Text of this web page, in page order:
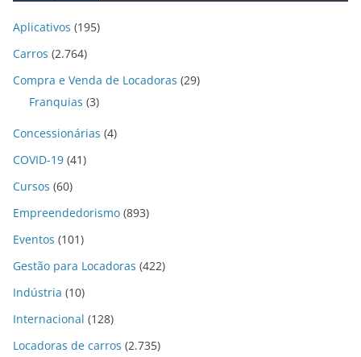
Aplicativos (195)
Carros (2.764)
Compra e Venda de Locadoras (29)
Franquias (3)
Concessionárias (4)
COVID-19 (41)
Cursos (60)
Empreendedorismo (893)
Eventos (101)
Gestão para Locadoras (422)
Indústria (10)
Internacional (128)
Locadoras de carros (2.735)